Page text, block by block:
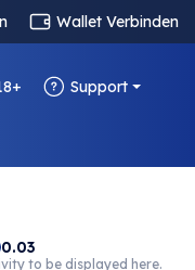
Wallet Verbinden
Support
0.03
to be displayed here.